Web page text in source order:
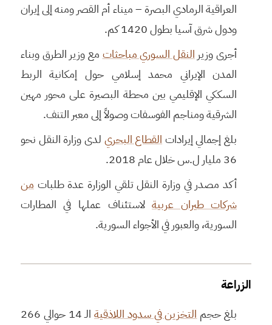
العراقية الرمادي البصرة – ميناء أم القصر ومنه إلى إيران
ودول شرق آسيا بطول 1420 كم.
أجرى وزيرالنقل السوري مباحثاتمع وزير الطرق وبناء
المدن الإيراني محمد إسلامي حول إمكانية الربط
السككي الإقليمي بين محطة البصيرة على محور مهين
الشرقية ومناجم الفوسفات وصولاً إلى معبر التنف.
بلغ إجمالي إيراداتالقطاع البحري لدى وزارة النقل نحو
36 مليار ل.س خلال عام 2018.
أكد مصدر في وزارة النقل تلقي الوزارة عدة طلباتمن
شركات طيران عربيةلاستئناف عملها في المطارات
السورية، والعبور في الأجواء السورية.
الزراعة
بلغ حجمالتخزين في سدود اللاذقية
الـ 14 حوالي 266